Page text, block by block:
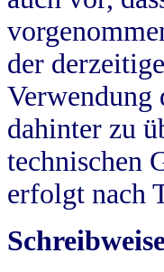
der
dahinter zu
technischen
erfolgt nach